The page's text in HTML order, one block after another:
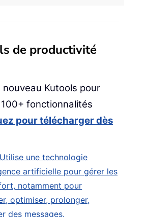
de productivité
Kutools pour
fonctionnalités
pour télécharger dès
Utilise une technologie
artificielle pour gérer les
notamment pour
optimiser, prolonger,
des messages.